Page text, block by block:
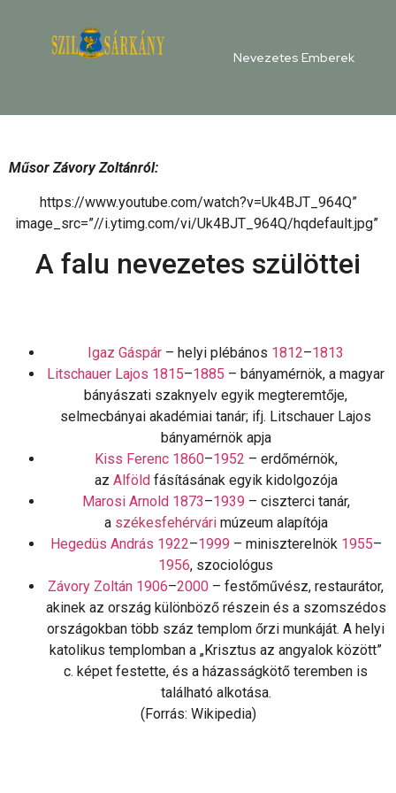
Nevezetes Emberek
Műsor Závory Zoltánról:
https://www.youtube.com/watch?v=Uk4BJT_964Q”
image_src=”//i.ytimg.com/vi/Uk4BJT_964Q/hqdefault.jpg”
A falu nevezetes szülöttei
Igaz Gáspár – helyi plébános 1812–1813
Litschauer Lajos 1815–1885 – bányamérnök, a magyar
bányászati szaknyelv egyik megteremtője,
selmecbányai akadémiai tanár; ifj. Litschauer Lajos
bányamérnök apja
Kiss Ferenc 1860–1952 – erdőmérnök,
az Alföld fásításának egyik kidolgozója
Marosi Arnold 1873–1939 – ciszterci tanár,
a székesfehérvárimúzeum alapítója
Hegedüs András 1922–1999 – miniszterelnök 1955–
1956, szociológus
Závory Zoltán 1906–2000 – festőművész, restaurátor,
akinek az ország különböző részein és a szomszédos
országokban több száz templom őrzi munkáját. A helyi
katolikus templomban a „Krisztus az angyalok között”
c. képet festette, és a házasságkötő teremben is
található alkotása.
(Forrás: Wikipedia)